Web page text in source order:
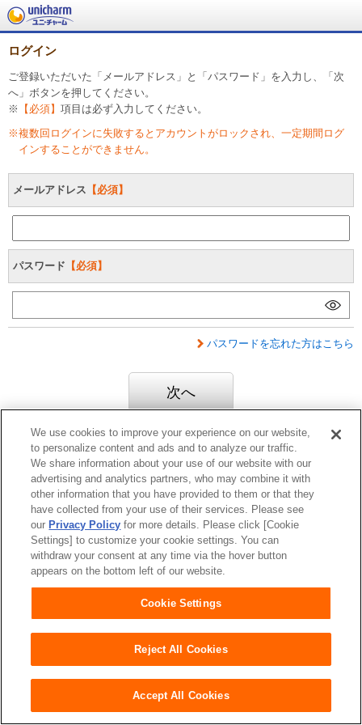
ログイン
ご登録いただいた「メールアドレス」と「パスワード」を入力し、「次
へ」ボタンを押してください。
※
【必須】 項目は必ず入力してください。
※複数回ログインに失敗するとアカウントがロックされ、一定期間ログ
インすることができません。
メールアドレス 【必須】
パスワード 【必須】
パスワードを忘れた方はこちら
Copyright© Unicharm Corporation
We use cookies to improve your experience on our website,
to personalize content and ads and to analyze our traffic.
We share information about your use of our website with our
advertising and analytics partners, who may combine it with
other information that you have provided to them or that they
have collected from your use of their services. Please see
our Privacy Policy for more details. Please click [Cookie
Settings] to customize your cookie settings. You can
withdraw your consent at any time via the hover button
appears on the bottom left of our website.
Cookie Settings
Reject All Cookies
Accept All Cookies